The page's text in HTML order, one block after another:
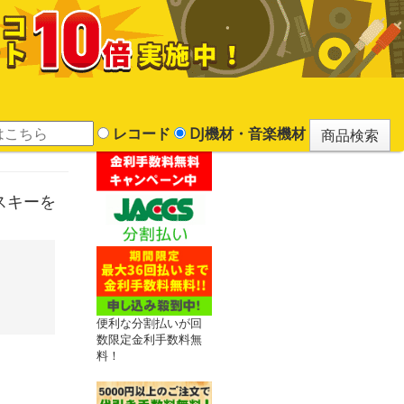
レコード DJ機材・音楽機材
便利な分割払いが回
数限定金利手数料無
料！
キーを